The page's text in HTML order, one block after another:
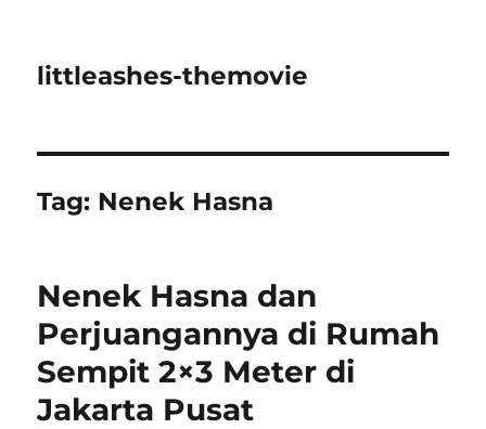
littleashes-themovie
Tag: Nenek Hasna
Nenek Hasna dan
Perjuangannya di Rumah
Sempit 2×3 Meter di
Jakarta Pusat